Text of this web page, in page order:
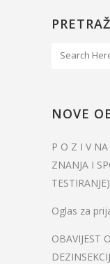
NOVE
P O Z I V NA
ZNANJA I
TESTIRANJE)
Oglas za
OBAVIJEST